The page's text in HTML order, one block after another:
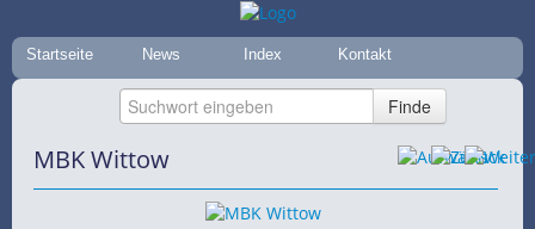
Startseite News Index Kontakt
MBK Wittow